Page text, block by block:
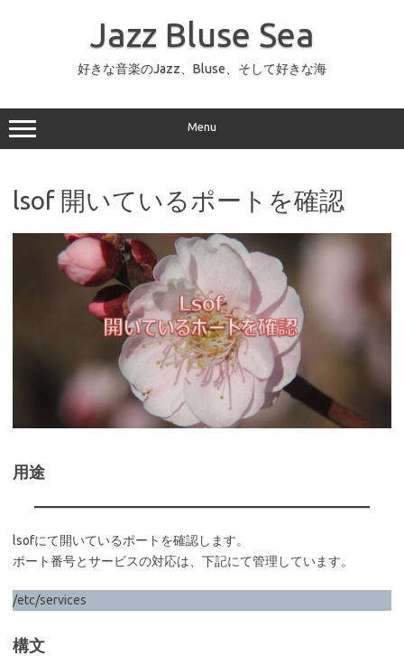
ッ
プ
Jazz Bluse Sea
好きな音楽のJazz、Bluse、そして好きな海
Menu
lsof 開いているポートを確認
用途
lsofにて開いているポートを確認します。
ポート番号とサービスの対応は、下記にて管理しています。
/etc/services
構文